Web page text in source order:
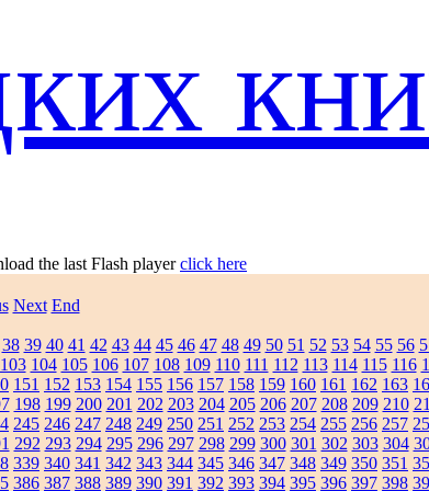
the last Flash playerclick here
Next End
38 39 40 41 42 43 44 45 46 47 48 49 50 51 52 53 54 55 56
103 104 105 106 107 108 109 110 111 112 113 114 115 116
151 152 153 154 155 156 157 158 159 160 161 162 163
198 199 200 201 202 203 204 205 206 207 208 209 210
245 246 247 248 249 250 251 252 253 254 255 256 257
292 293 294 295 296 297 298 299 300 301 302 303 304
339 340 341 342 343 344 345 346 347 348 349 350 351
386 387 388 389 390 391 392 393 394 395 396 397 398